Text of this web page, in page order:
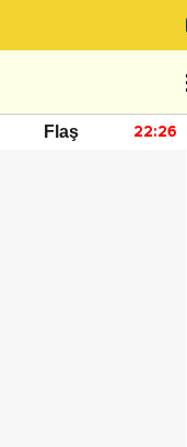
Flaş 22:26